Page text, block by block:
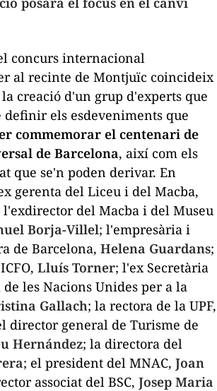
concurs internacional
al recinte de Montjuïc coincideix
creació d'un grup d'experts que
definir els esdeveniments que
commemorar el centenari de
de Barcelona, així com els
que se'n poden derivar. En
gerenta del Liceu i del Macba,
l'exdirector del Macba i del Museu
Borja-Villel; l'empresària i
de Barcelona, Helena Guardans;
Lluís Torner; l'ex Secretària
les Nacions Unides per a la
Gallach; la rectora de la UPF,
director general de Turisme de
Hernández; la directora del
; el president del MNAC, Joan
associat del BSC, Josep Maria